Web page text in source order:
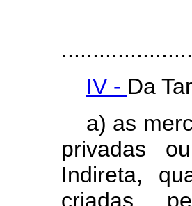
IV - Da
a) as
privadas
Indireta,
criadas